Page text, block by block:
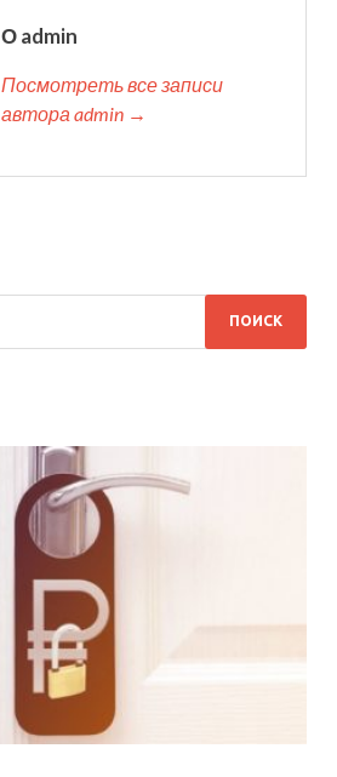
О admin
Посмотреть все записи
автора admin →